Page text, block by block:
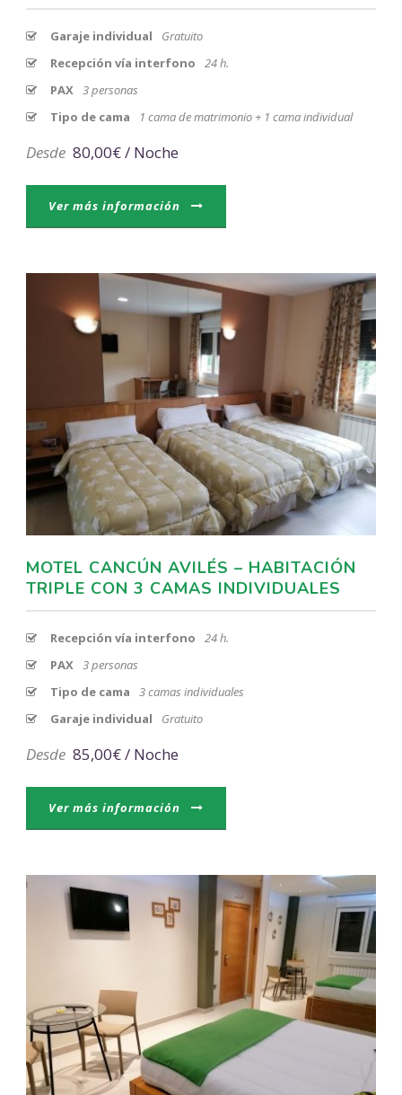
Garaje individual
Gratuito
Recepción vía interfono
24 h.
PAX 3 personas
Tipo de cama
1 cama de matrimonio + 1 cama individual
Desde 80,00€ / Noche
Ver más información
MOTEL CANCÚN AVILÉS – HABITACIÓN
TRIPLE CON 3 CAMAS INDIVIDUALES
Recepción vía interfono
24 h.
PAX 3 personas
Tipo de cama
3 camas individuales
Garaje individual
Gratuito
Desde 85,00€ / Noche
Ver más información